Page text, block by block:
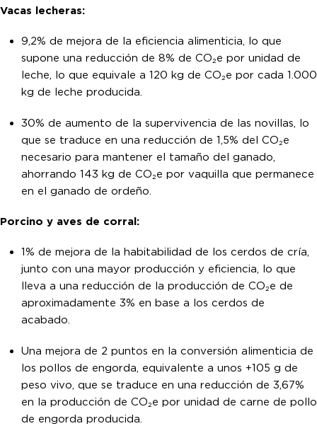
Vacas lecheras:
9,2% de mejora de la eficiencia alimenticia, lo que
supone una reducción de 8% de CO₂e por unidad de
leche, lo que equivale a 120 kg de CO₂e por cada 1.000
kg de leche producida.
30% de aumento de la supervivencia de las novillas, lo
que se traduce en una reducción de 1,5% del CO₂e
necesario para mantener el tamaño del ganado,
ahorrando 143 kg de CO₂e por vaquilla que permanece
en el ganado de ordeño.
Porcino y aves de corral:
1% de mejora de la habitabilidad de los cerdos de cría,
junto con una mayor producción y eficiencia, lo que
lleva a una reducción de la producción de CO₂e de
aproximadamente 3% en base a los cerdos de
acabado.
Una mejora de 2 puntos en la conversión alimenticia de
los pollos de engorda, equivalente a unos +105 g de
peso vivo, que se traduce en una reducción de 3,67%
en la producción de CO₂e por unidad de carne de pollo
de engorda producida.